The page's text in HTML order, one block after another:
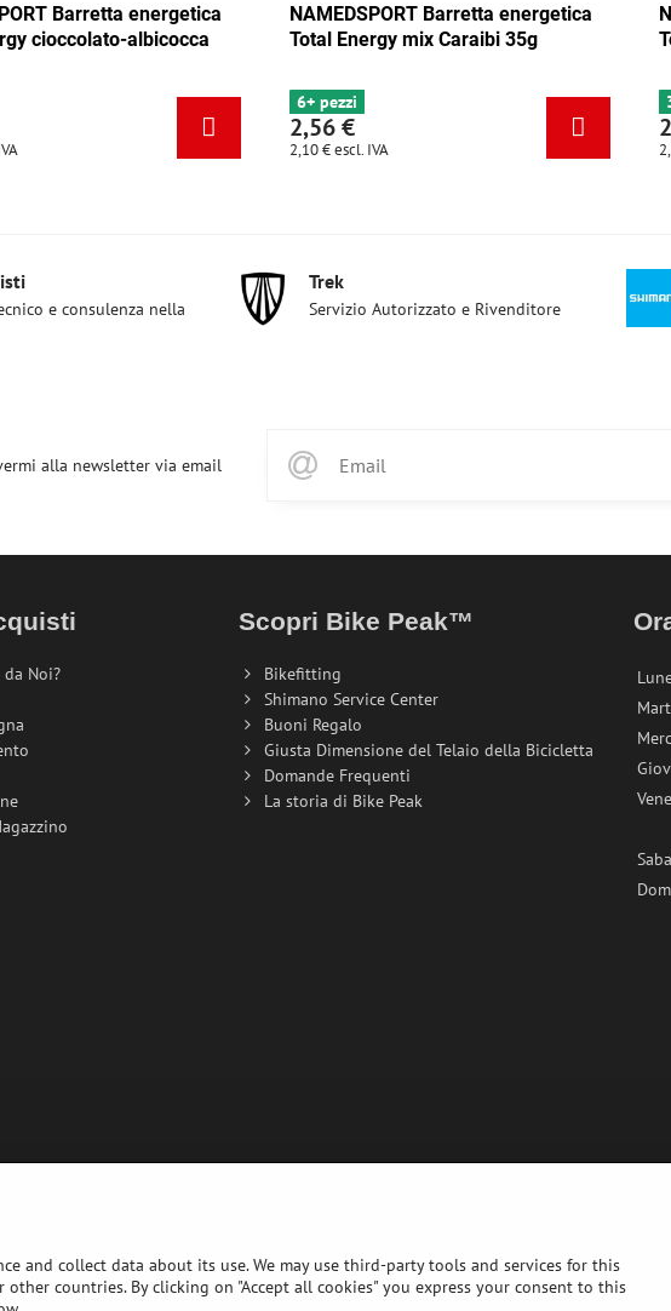
energetica
35g
NAMEDSPORT Barretta energetica
Total Energy cioccolato-albicocca
4 pezzi
2,56 €
escl. IVA
Total
6+ pezzi
2,56 €
escl.
e consulenza nella
Trek
Servizio Autorizzato e Rivenditore
alla newsletter via email
da Noi?
Scopri Bike Peak™
Bikefitting
Shimano Service Center
Buoni Regalo
Giusta Dimensione del Telaio della Bicicletta
Domande Frequenti
La storia di Bike Peak
and collect data about its use. We may use third-party tools and services for this
countries. By clicking on "Accept all cookies" you express your consent to this